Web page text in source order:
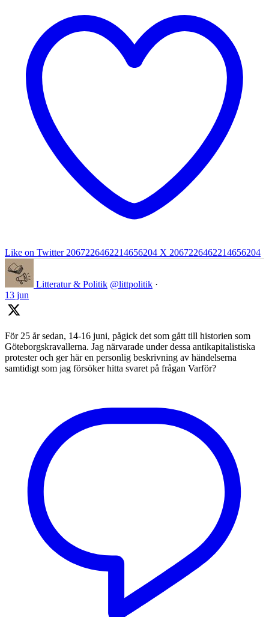
Like on Twitter 2067226462214656204 X 2067226462214656204
Litteratur & Politik @littpolitik ·
13 jun
För 25 år sedan, 14-16 juni, pågick det som gått till historien som
Göteborgskravallerna. Jag närvarade under dessa antikapitalistiska
protester och ger här en personlig beskrivning av händelserna
samtidigt som jag försöker hitta svaret på frågan Varför?